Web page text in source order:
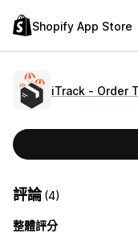
Shopify App Store
iTrack ‑ Order
評論(4)
整體評分